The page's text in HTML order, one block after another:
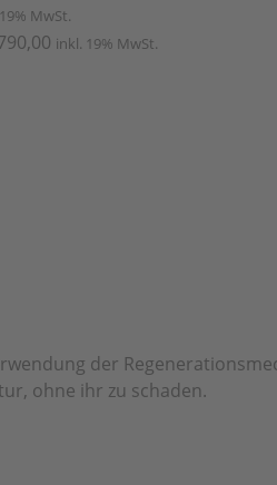
MwSt.
inkl. 19% MwSt.
der
ohne ihr zu schaden.